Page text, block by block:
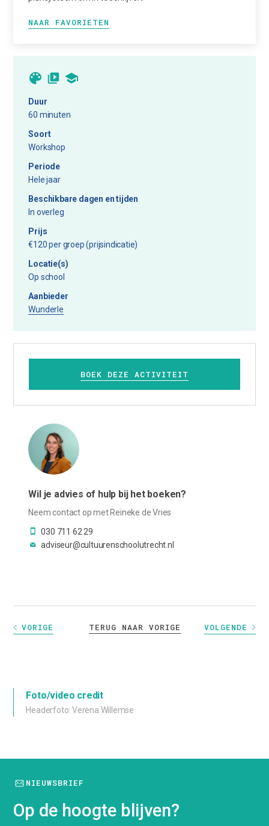
NAAR FAVORIETEN
Duur
60 minuten
Soort
Workshop
Periode
Hele jaar
Beschikbare dagen en tijden
In overleg
Prijs
€120 per groep (prijsindicatie)
Locatie(s)
Op school
Aanbieder
Wunderle
BOEK DEZE ACTIVITEIT
Wil je advies of hulp bij het boeken?
Neem contact op met Reineke de Vries
030 711 62 29
adviseur@cultuurenschoolutrecht.nl
VORIGE TERUG NAAR VORIGE VOLGENDE
Foto/video credit
Headerfoto: Verena Willemse
NIEUWSBRIEF
Op de hoogte blijven?